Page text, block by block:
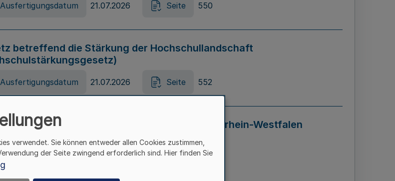
Ausfertigungsdatum 21.07.2026 Seite 550
betreffend die Stärkung der Hochschullandschaft
Ausfertigungsdatum 21.07.2026 Seite 552
zur Vermeidung von Diskriminierung in Nordrhein-Westfalen
– LADG NRW)
Ausfertigungsdatum 21.07.2026 Seite 595
verwendet. Sie können entweder allen Cookies zustimmen,
der Seite zwingend erforderlich sind. Hier finden Sie